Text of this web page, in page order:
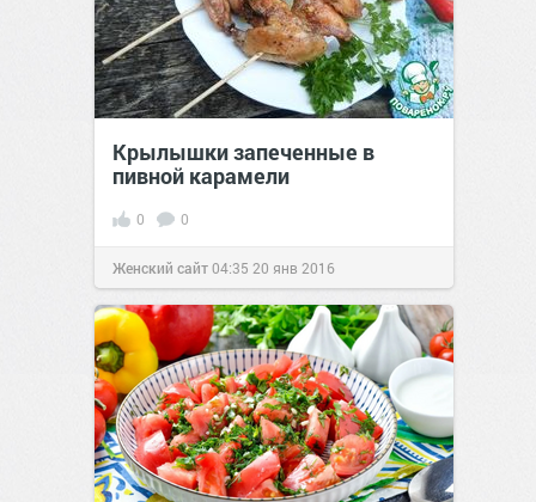
Крылышки запеченные в
пивной карамели
0 0
Женский сайт04:35 20 янв 2016